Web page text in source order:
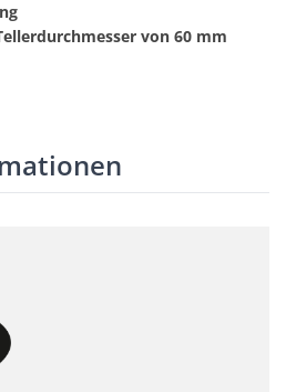
von 60 mm